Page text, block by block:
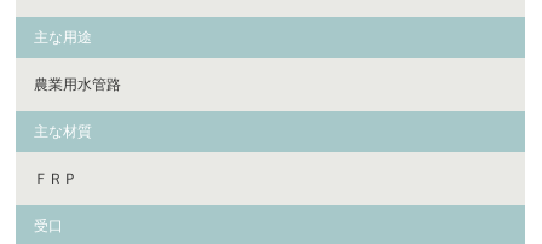
主な用途
農業用水管路
主な材質
ＦＲＰ
受口